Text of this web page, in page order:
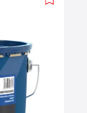
Add